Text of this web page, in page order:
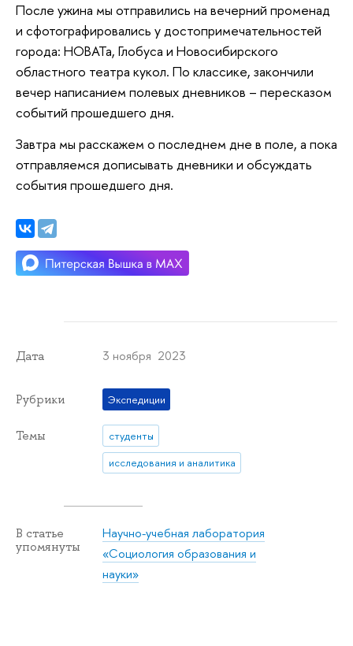
После ужина мы отправились на вечерний променад
и сфотографировались у достопримечательностей
города: НОВАТа, Глобуса и Новосибирского
областного театра кукол. По классике, закончили
вечер написанием полевых дневников – пересказом
событий прошедшего дня.
Завтра мы расскажем о последнем дне в поле, а пока
отправляемся дописывать дневники и обсуждать
события прошедшего дня.
Дата 3 ноября 2023
Рубрики Экспедиции
Темы
студенты
исследования и аналитика
В статье
упомянуты
Научно-учебная лаборатория
«Социология образования и
науки»